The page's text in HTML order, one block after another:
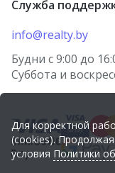
Служба
info@realty.by
Будни с 9:00 до
Суббота и
Для корректной
(cookies).
условия Политики